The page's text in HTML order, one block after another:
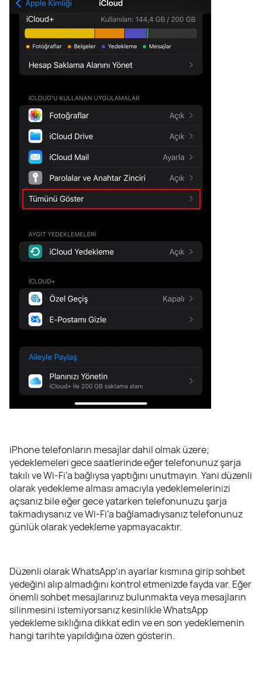
iPhone telefonların mesajlar dahil olmak üzere;
yedeklemeleri gece saatlerinde eğer telefonunuz şarja
takılı ve Wi-Fi'a bağlıysa yaptığını unutmayın. Yani düzenli
olarak yedekleme alması amacıyla yedeklemelerinizi
açsanız bile eğer gece yatarken telefonunuzu şarja
takmadıysanız ve Wi-Fi'a bağlamadıysanız telefonunuz
günlük olarak yedekleme yapmayacaktır.
Düzenli olarak WhatsApp’ın ayarlar kısmına girip sohbet
yedeğini alıp almadığını kontrol etmenizde fayda var. Eğer
önemli sohbet mesajlarınız bulunmakta veya mesajların
silinmesini istemiyorsanız kesinlikle WhatsApp
yedekleme sıklığına dikkat edin ve en son yedeklemenin
hangi tarihte yapıldığına özen gösterin.